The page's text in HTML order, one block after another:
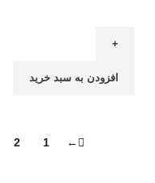
افزودن به سبد خرید
←
1
2